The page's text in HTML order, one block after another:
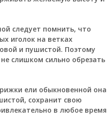
следует помнить, что
иголок на ветках
и пушистой. Поэтому
слишком сильно обрезать
ели обыкновенной она
сохранит свою
в любое время